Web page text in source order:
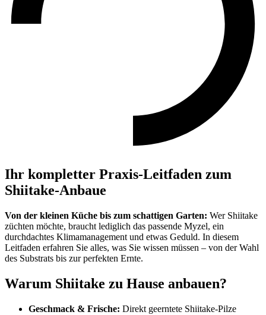
Ihr kompletter Praxis-Leitfaden zum
Shiitake-Anbaue
Von der kleinen Küche bis zum schattigen Garten: Wer Shiitake
züchten möchte, braucht lediglich das passende Myzel, ein
durchdachtes Klimamanagement und etwas Geduld. In diesem
Leitfaden erfahren Sie alles, was Sie wissen müssen – von der Wahl
des Substrats bis zur perfekten Ernte.
Warum Shiitake zu Hause anbauen?
Geschmack & Frische: Direkt geerntete Shiitake-Pilze